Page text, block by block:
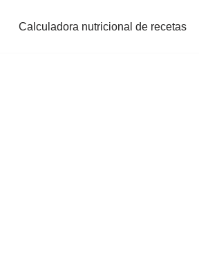
Calculadora nutricional de recetas